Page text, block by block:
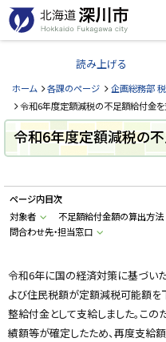
本
文
へ
ー
北
道
深
川
市
H
k
a
d
o
a
g
a
w
a
c
読み上げる
ホーム 各課のページ 企画総務部
令和6年度定額減税の不足額給付金を
令和6年度定額減税の
ページ内目次
対象者
不足額給付金額の算出方法
問合わせ先・担当窓口
令和6年に国の経済対策に基づい
よび住民税額が定額減税可能額を
整給付金として支給しました。こ
績額等が確定したため、再度支給